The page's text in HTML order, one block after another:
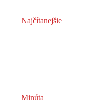
Najčítanejšie
Minúta